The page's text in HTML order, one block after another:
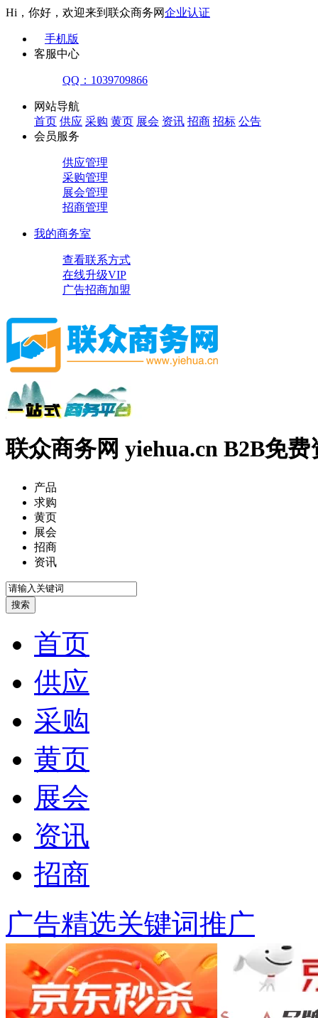
Hi，你好，欢迎来到联众商务网企业认证
手机版
客服中心
QQ：1039709866
网站导航
首页 供应 采购 黄页 展会 资讯 招商 招标 公告
会员服务
供应管理
采购管理
展会管理
招商管理
我的商务室
查看联系方式
在线升级VIP
广告招商加盟
联众商务网 yiehua.cn B2B免
产品
求购
黄页
展会
招商
资讯
首页
供应
采购
黄页
展会
资讯
招商
广告精选关键词推广